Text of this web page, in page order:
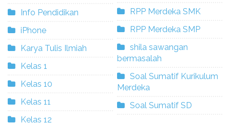
Info Pendidikan
iPhone
Karya Tulis Ilmiah
Kelas 1
Kelas 10
Kelas 11
Kelas 12
RPP Merdeka SMK
RPP Merdeka SMP
shila sawangan
bermasalah
Soal Sumatif Kurikulum
Merdeka
Soal Sumatif SD